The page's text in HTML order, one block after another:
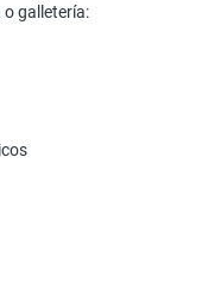
o galletería: